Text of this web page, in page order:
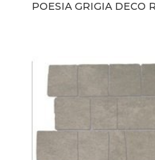
POESIA GRIGIA DECO R